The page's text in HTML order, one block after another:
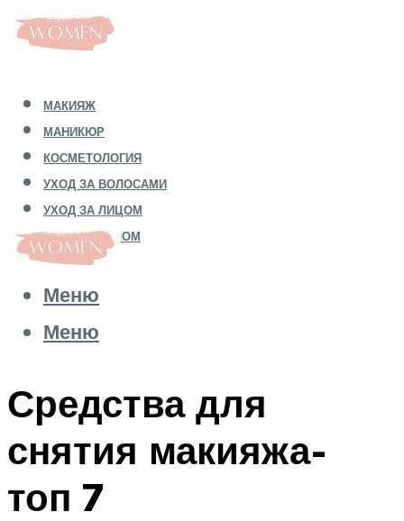
МАКИЯЖ
МАНИКЮР
КОСМЕТОЛОГИЯ
УХОД ЗА ВОЛОСАМИ
УХОД ЗА ЛИЦОМ
УХОД ЗА ТЕЛОМ
Меню
Меню
Средства для
снятия макияжа-
топ 7